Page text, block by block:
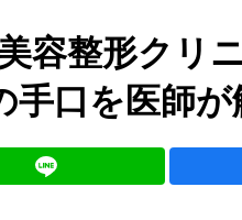
容整形クリ
手口を医師が